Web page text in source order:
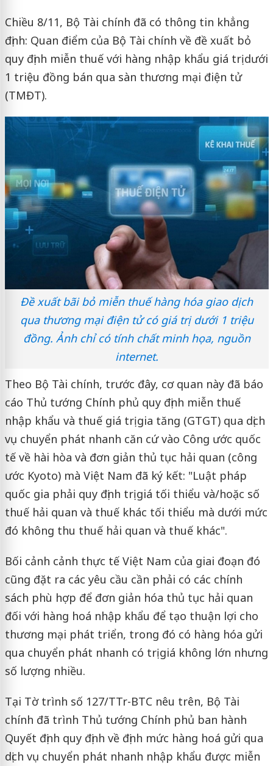
Chiều 8/11, Bộ Tài chính đã có thông tin khẳng
định: Quan điểm của Bộ Tài chính về đề xuất bỏ
quy định miễn thuế với hàng nhập khẩu giá trị dưới
1 triệu đồng bán qua sàn thương mại điện tử
(TMĐT).
Đề xuất bãi bỏ miễn thuế hàng hóa giao dịch
qua thương mại điện tử có giá trị dưới 1 triệu
đồng. Ảnh chỉ có tính chất minh họa, nguồn
internet.
Theo Bộ Tài chính, trước đây, cơ quan này đã báo
cáo Thủ tướng Chính phủ quy định miễn thuế
nhập khẩu và thuế giá trị gia tăng (GTGT) qua dịch
vụ chuyển phát nhanh căn cứ vào Công ước quốc
tế về hài hòa và đơn giản thủ tục hải quan (công
ước Kyoto) mà Việt Nam đã ký kết: "Luật pháp
quốc gia phải quy định trị giá tối thiểu và/hoặc số
thuế hải quan và thuế khác tối thiểu mà dưới mức
đó không thu thuế hải quan và thuế khác".
Bối cảnh cảnh thực tế Việt Nam của giai đoạn đó
cũng đặt ra các yêu cầu cần phải có các chính
sách phù hợp để đơn giản hóa thủ tục hải quan
đối với hàng hoá nhập khẩu để tạo thuận lợi cho
thương mại phát triển, trong đó có hàng hóa gửi
qua chuyển phát nhanh có trị giá không lớn nhưng
số lượng nhiều.
Tại Tờ trình số 127/TTr-BTC nêu trên, Bộ Tài
chính đã trình Thủ tướng Chính phủ ban hành
Quyết định quy định về định mức hàng hoá gửi qua
dịch vụ chuyển phát nhanh nhập khẩu được miễn